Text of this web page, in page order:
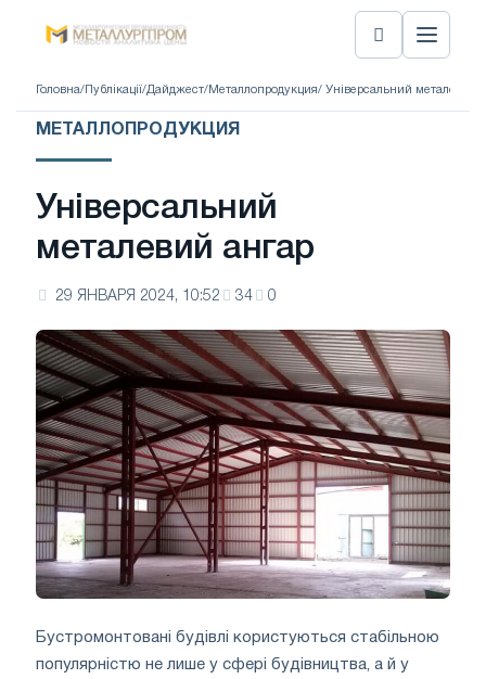
Головна/ Публікації/Дайджест/ Металлопродукция/ Універсальний металевий
МЕТАЛЛОПРОДУКЦИЯ
Універсальний
металевий ангар
29 ЯНВАРЯ 2024, 10:52 34 0
Бустромонтовані будівлі користуються стабільною
популярністю не лише у сфері будівництва, а й у